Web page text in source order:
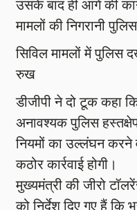
उसके बाद ही आगे की
मामलों की निगरानी
सिविल मामलों में पुलिस
रुख
डीजीपी ने दो टूक कहा
अनावश्यक पुलिस हस्तक्षेप
नियमों का उल्लंघन करने
कठोर कार्रवाई होगी।
मुख्यमंत्री की जीरो
को निर्देश दिए गए हैं कि